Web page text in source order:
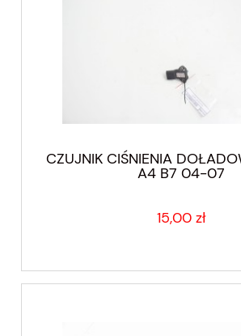
CZUJNIK CIŚNIENIA
A4 B7 04-07
15,00 zł